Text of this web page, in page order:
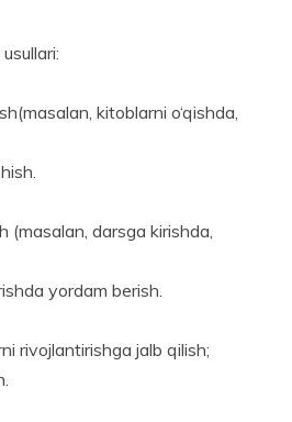
kitoblarni o‘qishda,
darsga kirishda,
yordam berish.
rivojlantirishga jalb qilish;